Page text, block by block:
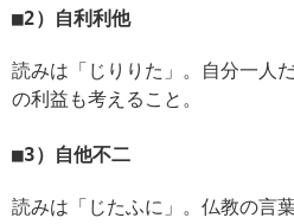
2）自利利他
読みは「じりりた」。自分一人
の利益も考えること。
3）自他不二
読みは「じたふに」。仏教の言